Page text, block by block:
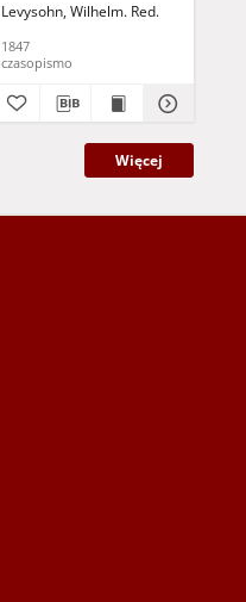
Levysohn, Wilhelm. Red.
1847
czasopismo
Więcej